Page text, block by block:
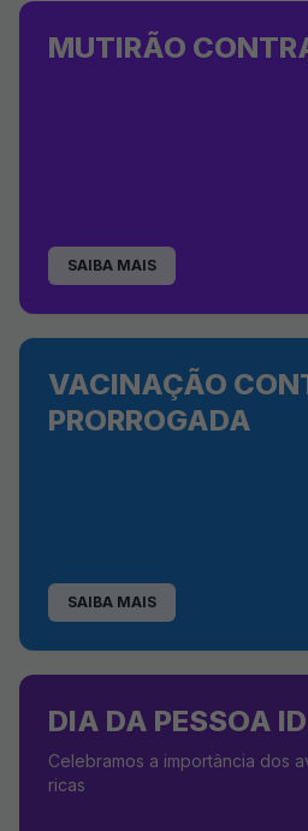
MUTIRÃO
SAIBA MAIS
VACINAÇÃO
PRORROGADA
SAIBA MAIS
DIA DA PESSOA
Celebramos a importância dos
ricas